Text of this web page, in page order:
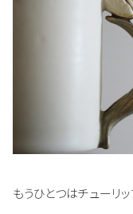
もうひとつはチューリ